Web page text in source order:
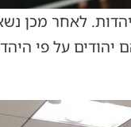
ליהדות. לאחר מכן
על פי